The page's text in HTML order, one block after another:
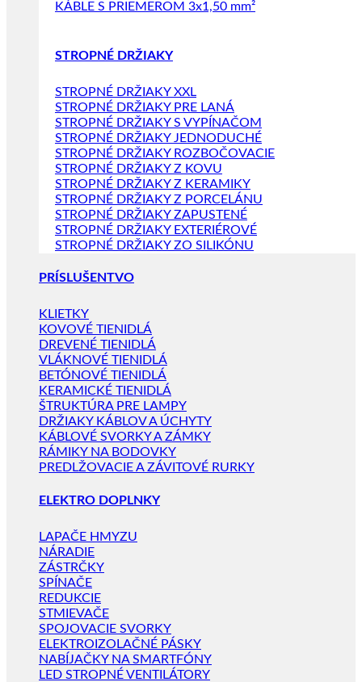
KÁBLE S PRIEMEROM 3x1,50 mm²
STROPNÉ DRŽIAKY
STROPNÉ DRŽIAKY XXL
STROPNÉ DRŽIAKY PRE LANÁ
STROPNÉ DRŽIAKY S VYPÍNAČOM
STROPNÉ DRŽIAKY JEDNODUCHÉ
STROPNÉ DRŽIAKY ROZBOČOVACIE
STROPNÉ DRŽIAKY Z KOVU
STROPNÉ DRŽIAKY Z KERAMIKY
STROPNÉ DRŽIAKY Z PORCELÁNU
STROPNÉ DRŽIAKY ZAPUSTENÉ
STROPNÉ DRŽIAKY EXTERIÉROVÉ
STROPNÉ DRŽIAKY ZO SILIKÓNU
PRÍSLUŠENTVO
KLIETKY
KOVOVÉ TIENIDLÁ
DREVENÉ TIENIDLÁ
VLÁKNOVÉ TIENIDLÁ
BETÓNOVÉ TIENIDLÁ
KERAMICKÉ TIENIDLÁ
ŠTRUKTÚRA PRE LAMPY
DRŽIAKY KÁBLOV A ÚCHYTY
KÁBLOVÉ SVORKY A ZÁMKY
RÁMIKY NA BODOVKY
PREDLŽOVACIE A ZÁVITOVÉ RURKY
ELEKTRO DOPLNKY
LAPAČE HMYZU
NÁRADIE
ZÁSTRČKY
SPÍNAČE
REDUKCIE
STMIEVAČE
SPOJOVACIE SVORKY
ELEKTROIZOLAČNÉ PÁSKY
NABÍJAČKY NA SMARTFÓNY
LED STROPNÉ VENTILÁTORY